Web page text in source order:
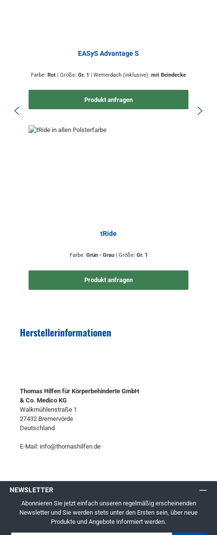
EASyS Advantage S
Farbe: Rot Größe: Gr. 1 Wetterdach (inklusive): mit Beindecke
Produkt anfragen
tRide
Farbe: Grün - Grau Größe: Gr. 1
Produkt anfragen
Herstellerinformationen
Thomas Hilfen für Körperbehinderte GmbH
& Co. Medico KG
Walkmühlenstraße 1
27432 Bremervörde
Deutschland
E-Mail: info@thomashilfen.de
NEWSLETTER
Abonnieren Sie jetzt einfach unseren regelmäßig erscheinenden
Newsletter und Sie werden stets unter den Ersten sein, über neue
Produkte und Angebote informiert werden.